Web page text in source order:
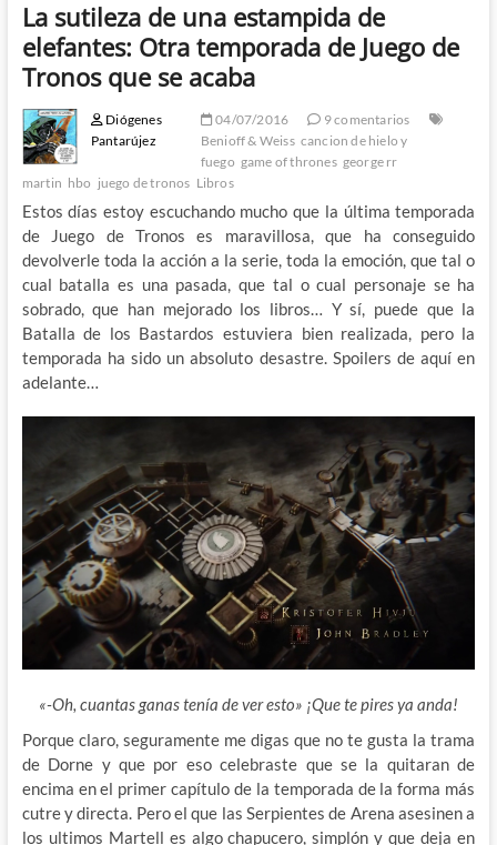
La sutileza de una estampida de
elefantes: Otra temporada de Juego de
Tronos que se acaba
Diógenes
Pantarújez
04/07/2016
9 comentarios
Benioff & Weiss cancion de hielo y
fuego game of thrones george rr
martin hbo juego de tronos Libros
Estos días estoy escuchando mucho que la última temporada
de Juego de Tronos es maravillosa, que ha conseguido
devolverle toda la acción a la serie, toda la emoción, que tal o
cual batalla es una pasada, que tal o cual personaje se ha
sobrado, que han mejorado los libros… Y sí, puede que la
Batalla de los Bastardos estuviera bien realizada, pero la
temporada ha sido un absoluto desastre. Spoilers de aquí en
adelante…
«-Oh, cuantas ganas tenía de ver esto» ¡Que te pires ya anda!
Porque claro, seguramente me digas que no te gusta la trama
de Dorne y que por eso celebraste que se la quitaran de
encima en el primer capítulo de la temporada de la forma más
cutre y directa. Pero el que las Serpientes de Arena asesinen a
los ultimos Martell es algo chapucero, simplón y que deja en